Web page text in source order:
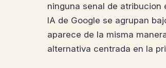
ninguna senal de atribucion
IA de Google se agrupan
aparece de la misma
alternativa centrada en la